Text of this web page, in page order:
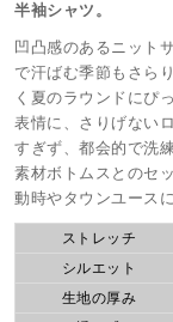
半袖シャツ。
凹凸感のあるニット
で汗ばむ季節もさら
く夏のラウンドにぴ
表情に、さりげない
すぎず、都会的で洗
素材ボトムスとのセ
動時やタウンユース
ストレッチ
シルエット
生地の厚み